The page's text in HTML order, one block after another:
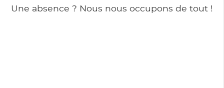
Une absence ? Nous nous occupons de tout !